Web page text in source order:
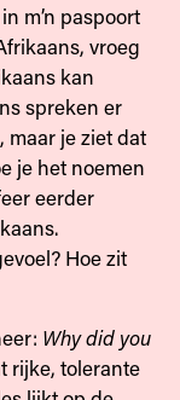
m’n paspoort
vroeg
kan
spreken er
maar je ziet dat
je het noemen
eerder
Hoe zit
Why did you
rijke, tolerante